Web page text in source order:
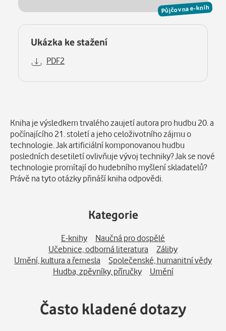
Půjčovna e-knih
Ukázka ke stažení
PDF2
Kniha je výsledkem trvalého zaujetí autora pro hudbu 20. a
počínajícího 21. století a jeho celoživotního zájmu o
technologie. Jak artificiální komponovanou hudbu
posledních desetiletí ovlivňuje vývoj techniky? Jak se nové
technologie promítají do hudebního myšlení skladatelů?
Právě na tyto otázky přináší kniha odpovědi.
Kategorie
E-knihy
Naučná pro dospělé
Učebnice, odborná literatura
Záliby
Umění, kultura a řemesla
Společenské, humanitní vědy
Hudba, zpěvníky, příručky
Umění
Často kladené dotazy